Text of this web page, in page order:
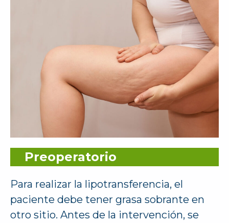
Preoperatorio
Para realizar la lipotransferencia, el
paciente debe tener grasa sobrante en
otro sitio. Antes de la intervención, se